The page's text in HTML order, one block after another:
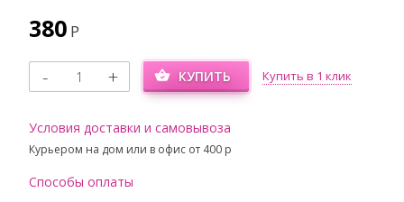
380Р
КУПИТЬ Купить в 1 клик
Условия доставки и самовывоза
Курьером на дом или в офис от 400 p
Способы оплаты